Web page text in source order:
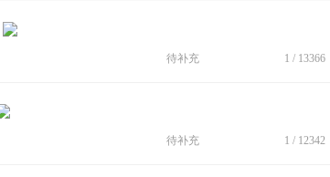
待补充 1 / 13366
待补充 1 / 12342